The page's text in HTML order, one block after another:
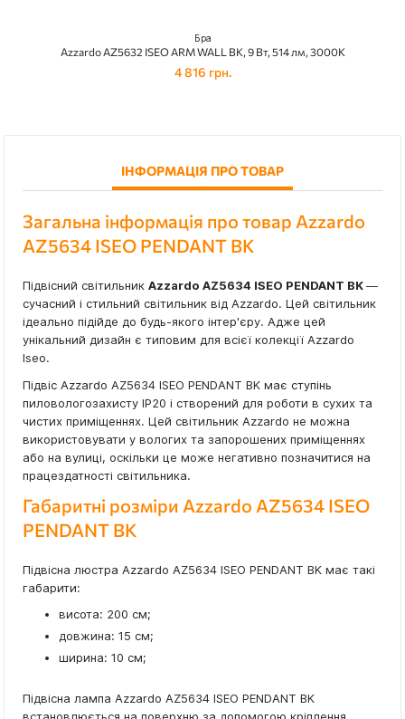
Бра
Azzardo AZ5632 ISEO ARM WALL BK, 9 Вт, 514 лм, 3000К
4 816 грн.
ІНФОРМАЦІЯ ПРО ТОВАР
Загальна інформація про товар Azzardo
AZ5634 ISEO PENDANT BK
Підвісний світильник Azzardo AZ5634 ISEO PENDANT BK—
сучасний і стильний світильник від Azzardo. Цей світильник
ідеально підійде до будь-якого інтер'єру. Адже цей
унікальний дизайн є типовим для всієї колекції Azzardo
Iseo.
Підвіс Azzardo AZ5634 ISEO PENDANT BK має ступінь
пиловологозахисту IP20 і створений для роботи в сухих та
чистих приміщеннях. Цей світильник Azzardo не можна
використовувати у вологих та запорошених приміщеннях
або на вулиці, оскільки це може негативно позначитися на
працездатності світильника.
Габаритні розміри Azzardo AZ5634 ISEO
PENDANT BK
Підвісна люстра Azzardo AZ5634 ISEO PENDANT BK має такі
габарити:
висота: 200 см;
довжина: 15 см;
ширина: 10 см;
Підвісна лампа Azzardo AZ5634 ISEO PENDANT BK